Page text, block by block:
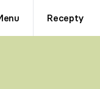
Recepty